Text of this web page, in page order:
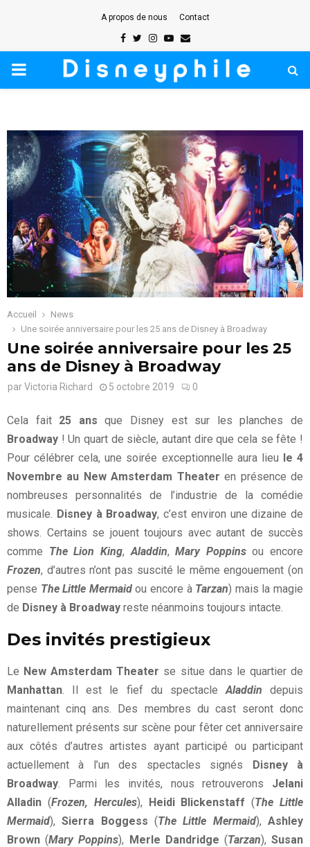
A propos de nous Contact
Facebook
TwitterInstagram
Youtube
Email
PRIMARY
Accueil
News
Une soirée anniversaire pour les 25 ans de Disney à Broadway
Une soirée anniversaire pour les 25
ans de Disney à Broadway
parVictoria Richard 5 octobre 2019 0
Cela fait 25 ans que Disney est sur les planches de
Broadway ! Un quart de siècle, autant dire que cela se fête !
Pour célébrer cela, une soirée exceptionnelle aura lieu le 4
Novembre au New Amsterdam Theater en présence de
nombreuses personnalités de l’industrie de la comédie
musicale. Disney à Broadway, c’est environ une dizaine de
shows. Certains se jouent toujours avec autant de succès
comme The Lion King, Aladdin,Mary Poppinsou encore
Frozen, d’autres n’ont pas suscité le même engouement (on
pense The Little Mermaidou encore à Tarzan) mais la magie
de Disney à Broadway reste néanmoins toujours intacte.
Des invités prestigieux
Le New Amsterdam Theater se situe dans le quartier de
Manhattan . Il est le fief du spectacle Aladdin depuis
maintenant cinq ans. Des membres du cast seront donc
naturellement présents sur scène pour fêter cet anniversaire
aux côtés d’autres artistes ayant participé ou participant
actuellement à l’un des spectacles signés Disney à
Broadway . Parmi les invités, nous retrouverons Jelani
Alladin (Frozen, Hercules), Heidi Blickenstaff (The Little
Mermaid),Sierra Boggess (The Little Mermaid),Ashley
Brown (Mary Poppins), Merle Dandridge (Tarzan),Susan